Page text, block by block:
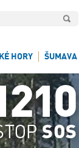
HORY ŠUMAVA